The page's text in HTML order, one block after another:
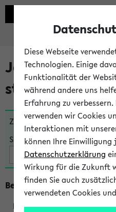
Jetzt und in
stattfindende
Zu viele Veranstaltungen?
Suche:
Beginn um 12 Uhr
Diese Webseite
Technologien. Einige
Funktionalität der
während andere uns
Erfahrung zu
verwenden wir Cookies
Interaktionen mit
können Ihre
Datenschutzerklärung
Wirkung für die Zukunft
finden Sie auch
verwendeten Cookies